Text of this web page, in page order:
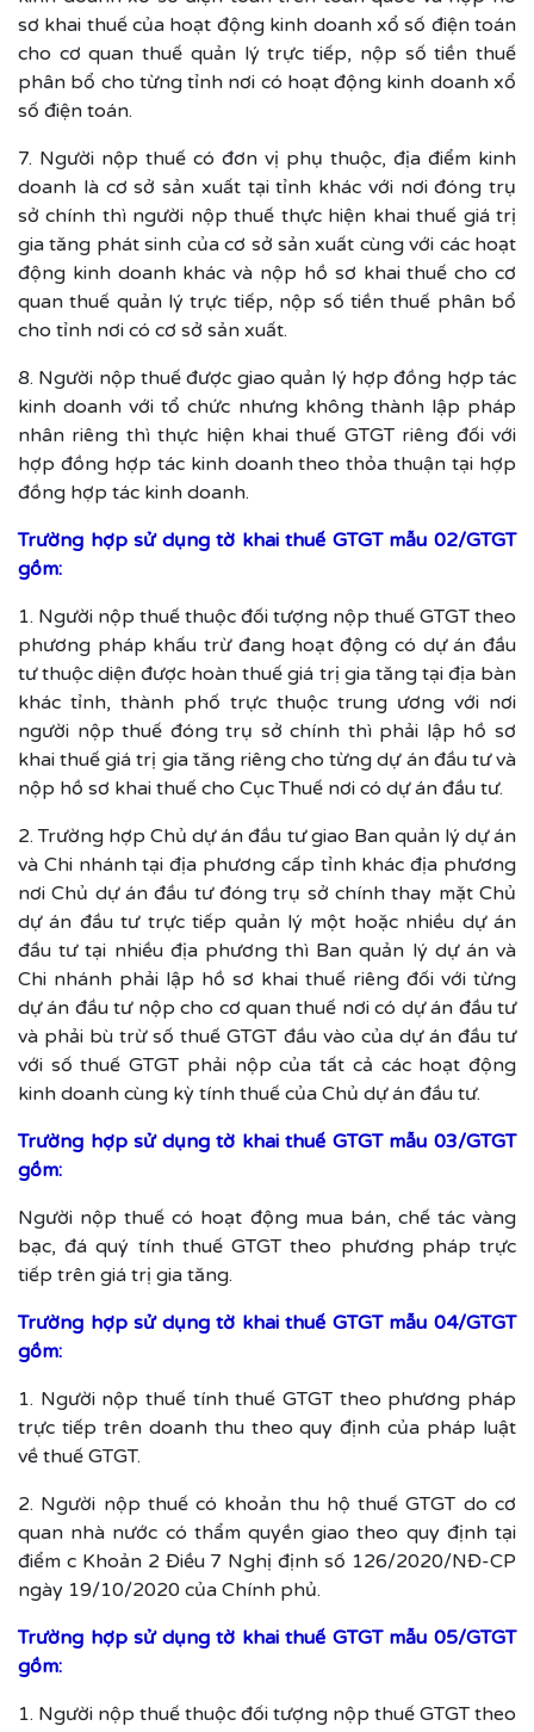
sơ khai thuế của hoạt động kinh doanh xổ số điện toán
cho cơ quan thuế quản lý trực tiếp, nộp số tiền thuế
phân bổ cho từng tỉnh nơi có hoạt động kinh doanh xổ
số điện toán.
7. Người nộp thuế có đơn vị phụ thuộc, địa điểm kinh
doanh là cơ sở sản xuất tại tỉnh khác với nơi đóng trụ
sở chính thì người nộp thuế thực hiện khai thuế giá trị
gia tăng phát sinh của cơ sở sản xuất cùng với các hoạt
động kinh doanh khác và nộp hồ sơ khai thuế cho cơ
quan thuế quản lý trực tiếp, nộp số tiền thuế phân bổ
cho tỉnh nơi có cơ sở sản xuất.
8. Người nộp thuế được giao quản lý hợp đồng hợp tác
kinh doanh với tổ chức nhưng không thành lập pháp
nhân riêng thì thực hiện khai thuế GTGT riêng đối với
hợp đồng hợp tác kinh doanh theo thỏa thuận tại hợp
đồng hợp tác kinh doanh.
Trường hợp sử dụng tờ khai thuế GTGT mẫu 02/GTGT
gồm:
1. Người nộp thuế thuộc đối tượng nộp thuế GTGT theo
phương pháp khấu trừ đang hoạt động có dự án đầu
tư thuộc diện được hoàn thuế giá trị gia tăng tại địa bàn
khác tỉnh, thành phố trực thuộc trung ương với nơi
người nộp thuế đóng trụ sở chính thì phải lập hồ sơ
khai thuế giá trị gia tăng riêng cho từng dự án đầu tư và
nộp hồ sơ khai thuế cho Cục Thuế nơi có dự án đầu tư.
2. Trường hợp Chủ dự án đầu tư giao Ban quản lý dự án
và Chi nhánh tại địa phương cấp tỉnh khác địa phương
nơi Chủ dự án đầu tư đóng trụ sở chính thay mặt Chủ
dự án đầu tư trực tiếp quản lý một hoặc nhiều dự án
đầu tư tại nhiều địa phương thì Ban quản lý dự án và
Chi nhánh phải lập hồ sơ khai thuế riêng đối với từng
dự án đầu tư nộp cho cơ quan thuế nơi có dự án đầu tư
và phải bù trừ số thuế GTGT đầu vào của dự án đầu tư
với số thuế GTGT phải nộp của tất cả các hoạt động
kinh doanh cùng kỳ tính thuế của Chủ dự án đầu tư.
Trường hợp sử dụng tờ khai thuế GTGT mẫu 03/GTGT
gồm:
Người nộp thuế có hoạt động mua bán, chế tác vàng
bạc, đá quý tính thuế GTGT theo phương pháp trực
tiếp trên giá trị gia tăng.
Trường hợp sử dụng tờ khai thuế GTGT mẫu 04/GTGT
gồm:
1. Người nộp thuế tính thuế GTGT theo phương pháp
trực tiếp trên doanh thu theo quy định của pháp luật
về thuế GTGT.
2. Người nộp thuế có khoản thu hộ thuế GTGT do cơ
quan nhà nước có thẩm quyền giao theo quy định tại
điểm c Khoản 2 Điều 7 Nghị định số 126/2020/NĐ-CP
ngày 19/10/2020 của Chính phủ.
Trường hợp sử dụng tờ khai thuế GTGT mẫu 05/GTGT
gồm:
1. Người nộp thuế thuộc đối tượng nộp thuế GTGT theo